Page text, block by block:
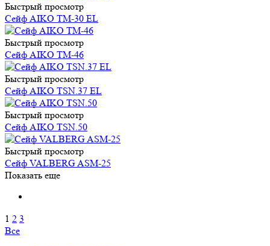
Быстрый просмотр
Сейф AIKO ТМ-30 EL
Быстрый просмотр
Сейф AIKO ТМ-46
Быстрый просмотр
Сейф AIKO TSN.37 EL
Быстрый просмотр
Сейф AIKO TSN.50
Быстрый просмотр
Сейф VALBERG ASM-25
Показать еще
1 2 3
Все